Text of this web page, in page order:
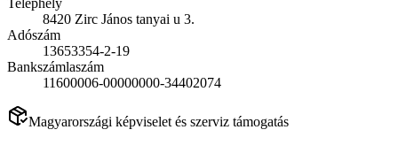
Telephely
8420 Zirc János tanyai u 3.
Adószám
13653354-2-19
Bankszámlaszám
11600006-00000000-34402074
Magyarországi képviselet és szerviz támogatás